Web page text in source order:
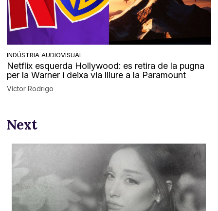
INDÚSTRIA AUDIOVISUAL
Netflix esquerda Hollywood: es retira de la pugna
per la Warner i deixa via lliure a la Paramount
Víctor Rodrigo
Next